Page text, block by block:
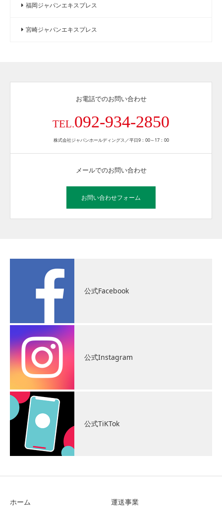
福岡ジャパンエキスプレス
宮崎ジャパンエキスプレス
お電話でのお問い合わせ
TEL.092-934-2850
株式会社ジャパンホールディングス／平日9：00～17：00
メールでのお問い合わせ
お問い合わせフォーム
公式Facebook
公式Instagram
公式TiKTok
ホーム 運送事業